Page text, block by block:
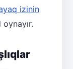
izinin